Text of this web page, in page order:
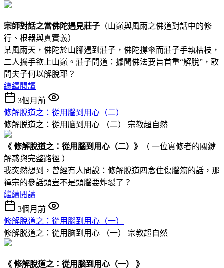
宗師對話之當佛陀遇見莊子 （山巔與風雨之佛道對話中的修
行、根器與真實義）
某風雨天，佛陀於山腳遇到莊子，佛陀撐傘而莊子手執枯枝，
二人攜手欲上山巔。莊子問道：據聞佛法要旨首重“解脫”，敢
問夫子何以解脫耶？
繼續閱讀
3個月前
修解脫道之：從用腦到用心 （二）
修解脱道之：從用脑到用心 （二） 宗教超自然
《 修解脫道之： 從用腦到用心 （二） 》
（ 一位實修者的關鍵
解惑與完整路徑 ）
我突然想到，曾經有人問說：修解脫道四念住傷腦筋的話，那
禪宗的參話頭豈不是頭腦要炸裂了？
繼續閱讀
3個月前
修解脫道之：從用腦到用心（一）
修解脱道之：從用脑到用心 （一） 宗教超自然
《 修解脫道之：從用腦到用心（一） 》